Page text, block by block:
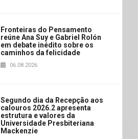
Fronteiras do Pensamento
reúne Ana Suy e Gabriel Rolón
em debate inédito sobre os
caminhos da felicidade
06.08.2026
Segundo dia da Recepção aos
calouros 2026.2 apresenta
estrutura e valores da
Universidade Presbiteriana
Mackenzie